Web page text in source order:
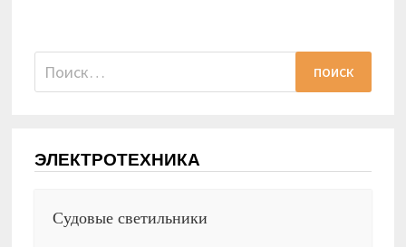
Найти:
ЭЛЕКТРОТЕХНИКА
Судовые светильники